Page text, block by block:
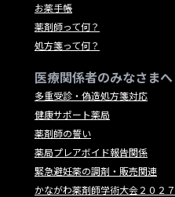
お薬手帳
薬剤師って何？
処方箋って何？
医療関係者のみなさまへ
多重受診・偽造処方箋対応
健康サポート薬局
薬剤師の誓い
薬局プレアボイド報告関係
緊急避妊薬の調剤・販売関連
かながわ薬剤師学術大会２０２７